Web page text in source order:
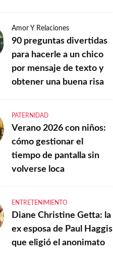
Amor Y Relaciones
90 preguntas divertidas
para hacerle a un chico
por mensaje de texto y
obtener una buena risa
PATERNIDAD
Verano 2026 con niños:
cómo gestionar el
tiempo de pantalla sin
volverse loca
ENTRETENIMIENTO
Diane Christine Getta: la
ex esposa de Paul Haggis
que eligió el anonimato